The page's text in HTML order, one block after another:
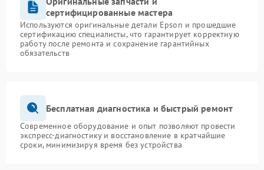
сертифицированные мастера
Используются оригинальные детали Epson и прошедшие
сертификацию специалисты, что гарантирует корректную
работу после ремонта и сохранение гарантийных
обязательств
Бесплатная диагностика и быстрый ремонт
Современное оборудование и опыт позволяют провести
экспресс-диагностику и восстановление в кратчайшие
сроки, минимизируя время без устройства